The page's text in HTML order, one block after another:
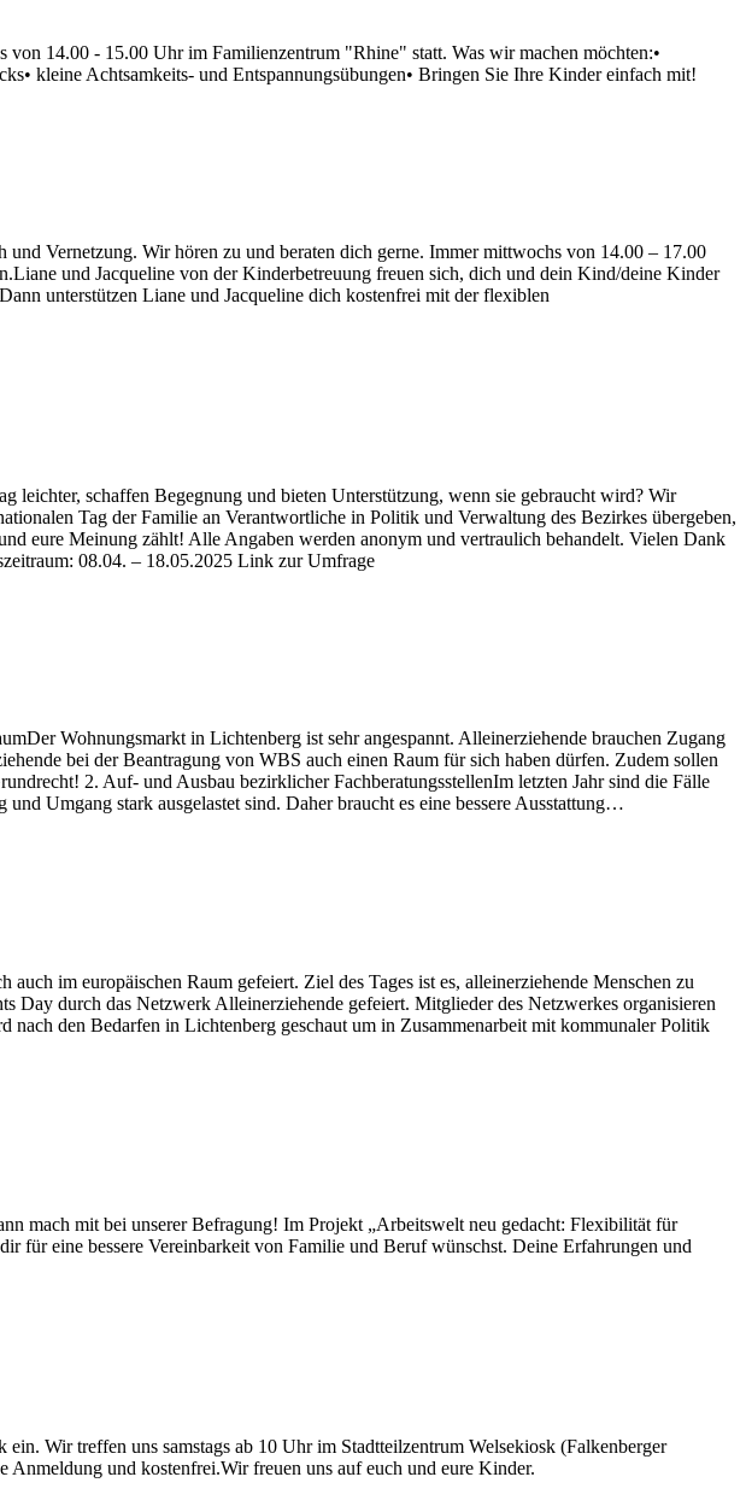
14.00 - 15.00 Uhr im Familienzentrum "Rhine" statt. Was wir machen möchten:•
kleine Achtsamkeits- und Entspannungsübungen• Bringen Sie Ihre Kinder einfach mit!
Vernetzung. Wir hören zu und beraten dich gerne. Immer mittwochs von 14.00 – 17.00
und Jacqueline von der Kinderbetreuung freuen sich, dich und dein Kind/deine Kinder
unterstützen Liane und Jacqueline dich kostenfrei mit der flexiblen
schaffen Begegnung und bieten Unterstützung, wenn sie gebraucht wird? Wir
Tag der Familie an Verantwortliche in Politik und Verwaltung des Bezirkes übergeben,
eure Meinung zählt! Alle Angaben werden anonym und vertraulich behandelt. Vielen Dank
08.04. – 18.05.2025 Link zur Umfrage
Wohnungsmarkt in Lichtenberg ist sehr angespannt. Alleinerziehende brauchen Zugang
bei der Beantragung von WBS auch einen Raum für sich haben dürfen. Zudem sollen
2. Auf- und Ausbau bezirklicher FachberatungsstellenIm letzten Jahr sind die Fälle
Umgang stark ausgelastet sind. Daher braucht es eine bessere Ausstattung…
im europäischen Raum gefeiert. Ziel des Tages ist es, alleinerziehende Menschen zu
durch das Netzwerk Alleinerziehende gefeiert. Mitglieder des Netzwerkes organisieren
den Bedarfen in Lichtenberg geschaut um in Zusammenarbeit mit kommunaler Politik
mach mit bei unserer Befragung! Im Projekt „Arbeitswelt neu gedacht: Flexibilität für
für eine bessere Vereinbarkeit von Familie und Beruf wünschst. Deine Erfahrungen und
Wir treffen uns samstags ab 10 Uhr im Stadtteilzentrum Welsekiosk (Falkenberger
und kostenfrei.Wir freuen uns auf euch und eure Kinder.